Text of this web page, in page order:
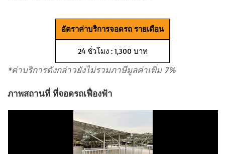
อัตราค่าบริการจอดรถ รายเดือน
24 ชั่วโมง : 1,300 บาท
*ค่าบริการดังกล่าวยังไม่รวมภาษีมูลค่าเพิ่ม 7%
ภาพสถานที่ ที่จอดรถเฟื่องฟ้า